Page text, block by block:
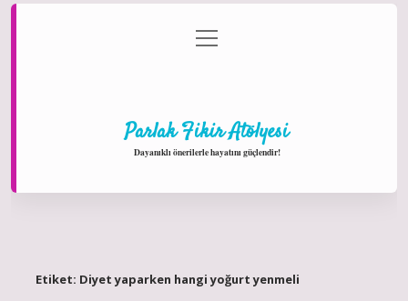
Gizlilik Politikası
menüyü
aç
Parlak Fikir Atölyesi
Dayanıklı önerilerle hayatını güçlendir!
Etiket: Diyet yaparken hangi yoğurt yenmeli